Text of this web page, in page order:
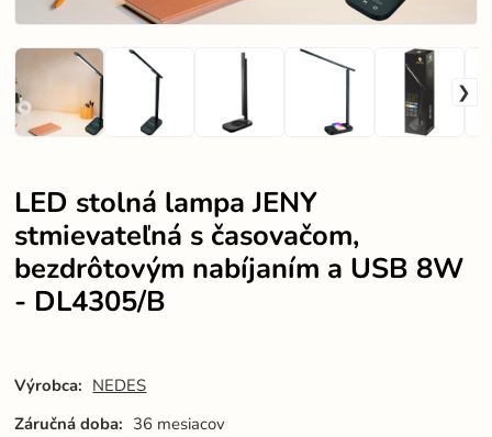
LED stolná lampa JENY
stmievateľná s časovačom,
bezdrôtovým nabíjaním a USB 8W
- DL4305/B
Výrobca: NEDES
Záručná doba: 36 mesiacov